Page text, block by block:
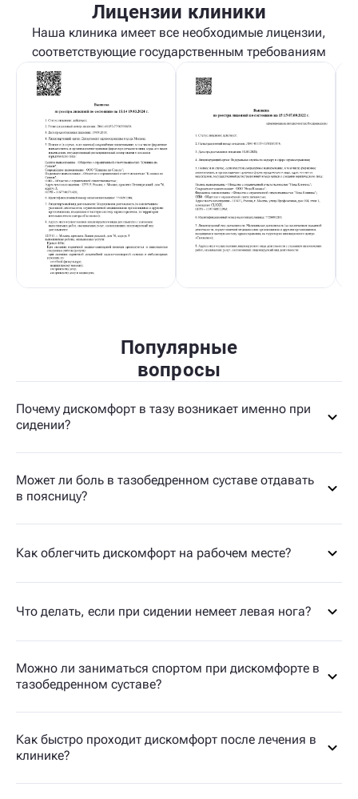
Лицензии клиники
Наша клиника имеет все необходимые лицензии,
соответствующие государственным требованиям
Популярные
вопросы
Почему дискомфорт в тазу возникает именно при
сидении?
Может ли боль в тазобедренном суставе отдавать
в поясницу?
Как облегчить дискомфорт на рабочем месте?
Что делать, если при сидении немеет левая нога?
Можно ли заниматься спортом при дискомфорте в
тазобедренном суставе?
Как быстро проходит дискомфорт после лечения в
клинике?